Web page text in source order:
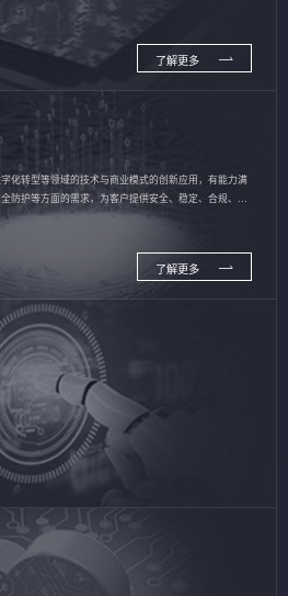
了解更多
化转型等领域的技术与商业模式的创新应用，有能力满
防护等方面的需求，为客户提供安全、稳定、合规、持
了解更多